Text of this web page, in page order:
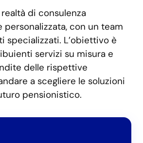
di consulenza
con un team
specializzati. L’obiettivo è
servizi su misura e
delle rispettive
a scegliere le soluzioni
pensionistico.